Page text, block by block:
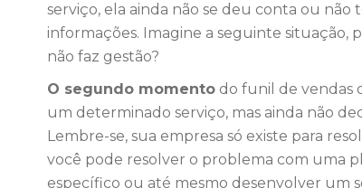
serviço, ela ainda não se deu conta ou
informações. Imagine a seguinte situação,
não faz gestão?
O segundo momento do funil de vendas
um determinado serviço, mas ainda não
Lembre-se, sua empresa só existe para
você pode resolver o problema com uma
específico ou até mesmo desenvolver um